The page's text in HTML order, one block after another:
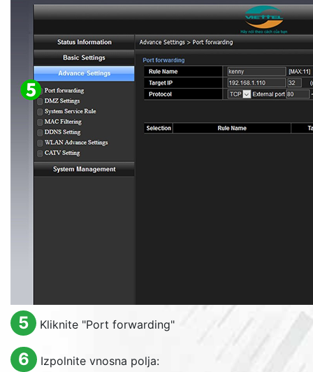
5 Kliknite "Port forwarding"
6 Izpolnite vnosna polja: